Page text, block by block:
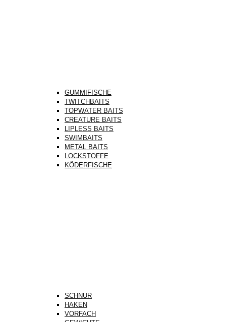
GUMMIFISCHE
TWITCHBAITS
TOPWATER BAITS
CREATURE BAITS
LIPLESS BAITS
SWIMBAITS
METAL BAITS
LOCKSTOFFE
KÖDERFISCHE
SCHNUR
HAKEN
VORFACH